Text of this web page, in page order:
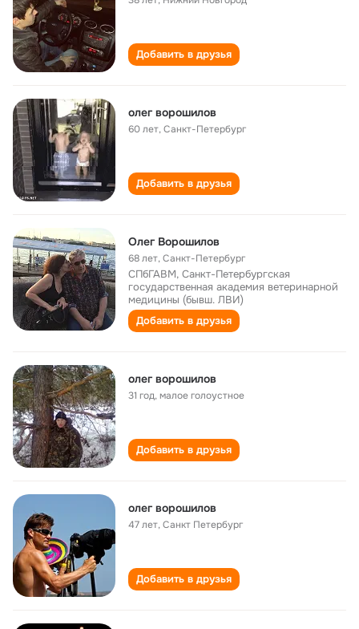
Добавить в друзья
олег ворошилов
60 лет,Санкт-Петербург
Добавить в друзья
Олег Ворошилов
68 лет,Санкт-Петербург
СПбГАВМ, Санкт-Петербургская
государственная академия ветеринарной
медицины (бывш. ЛВИ)
Добавить в друзья
олег ворошилов
31 год,малое голоустное
Добавить в друзья
олег ворошилов
47 лет,Санкт Петербург
Добавить в друзья